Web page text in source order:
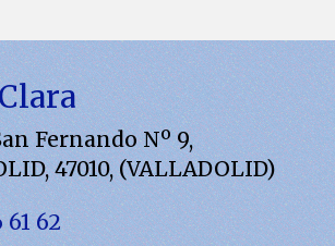
Fernando Nº 9,
,47010,(VALLADOLID)
61 62